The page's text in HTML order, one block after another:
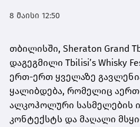
8 მაისი 12:50
თბილისში, Sheraton Grand
დაგეგმილი Tbilisi’s Whisky
ერთ-ერთ ყველაზე
ყალიბდება, რომელიც
ალკოჰოლური სასმელების
კონტექსტს და მაღალი